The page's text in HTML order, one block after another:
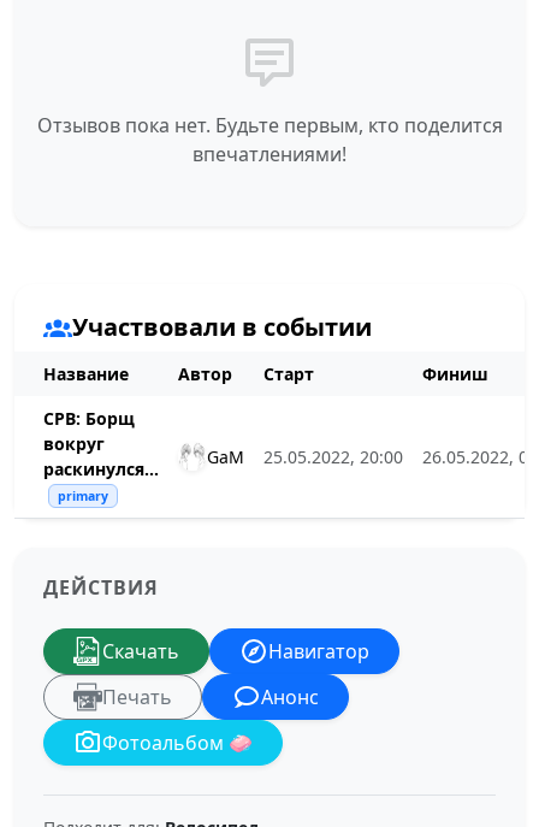
Отзывов пока нет. Будьте первым, кто поделится
впечатлениями!
Участвовали в событии
Название Автор Старт
Финиш
СРВ: Борщ
вокруг
раскинулся...
primary
GaM 25.05.2022, 20:00 26.05.2022,
ДЕЙСТВИЯ
Скачать
Навигатор
Печать
Анонс
Фотоальбом 🧼